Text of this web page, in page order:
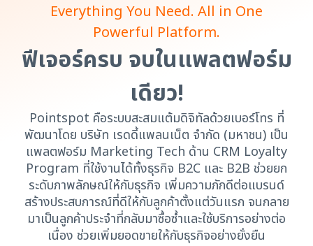
Everything You Need. All in One
Powerful Platform.
ฟีเจอร์ครบ จบในแพลตฟอร์ม
เดียว!
Pointspot คือระบบสะสมแต้มดิจิทัลด้วยเบอร์โทร ที่
พัฒนาโดย บริษัท เรดดี้แพลนเน็ต จำกัด (มหาชน) เป็น
แพลตฟอร์ม Marketing Tech ด้าน CRM Loyalty
Program ที่ใช้งานได้ทั้งธุรกิจ B2C และ B2B ช่วยยก
ระดับภาพลักษณ์ให้กับธุรกิจ เพิ่มความภักดีต่อแบรนด์
สร้างประสบการณ์ที่ดีให้กับลูกค้าตั้งแต่วันแรก จนกลาย
มาเป็นลูกค้าประจำที่กลับมาซื้อซ้ำและใช้บริการอย่างต่อ
เนื่อง ช่วยเพิ่มยอดขายให้กับธุรกิจอย่างยั่งยืน